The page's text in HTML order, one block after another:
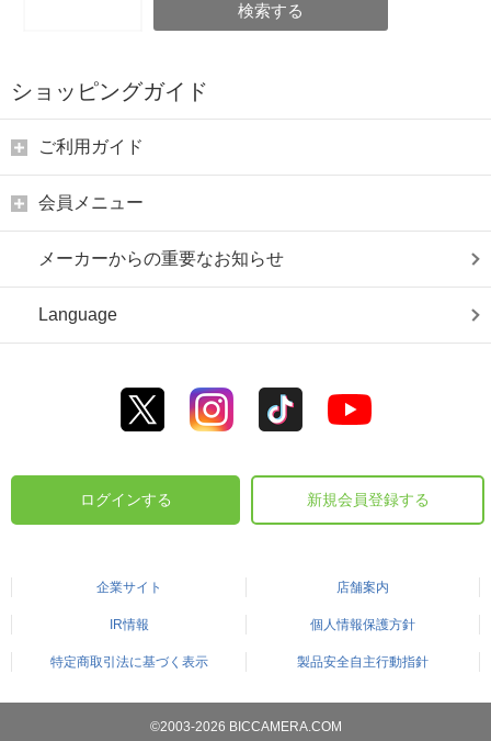
検索する
ショッピングガイド
ご利用ガイド
会員メニュー
メーカーからの重要なお知らせ
Language
ログインする 新規会員登録する
企業サイト 店舗案内
IR情報 個人情報保護方針
特定商取引法に基づく表示 製品安全自主行動指針
©2003-2026 BICCAMERA.COM